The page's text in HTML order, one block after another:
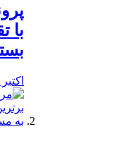
با
اکتبر 17, 2019